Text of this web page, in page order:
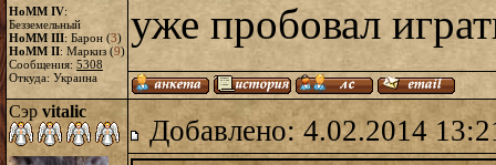
HoMM IV:
Безземельный
HoMM III: Барон (3)
HoMM II: Маркиз (9)
Сообщения: 5308
Откуда: Украина
уже пробовал
Сэр vitalic
Добавлено: 4.02.2014